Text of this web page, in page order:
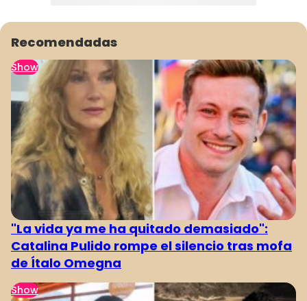
Recomendadas
Show
"La vida ya me ha quitado demasiado":
Catalina Pulido rompe el silencio tras mofa
de Ítalo Omegna
Show